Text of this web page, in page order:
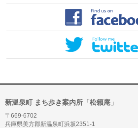
新温泉町 まち歩き案内所「松籟庵」
〒669-6702
兵庫県美方郡新温泉町浜坂2351-1